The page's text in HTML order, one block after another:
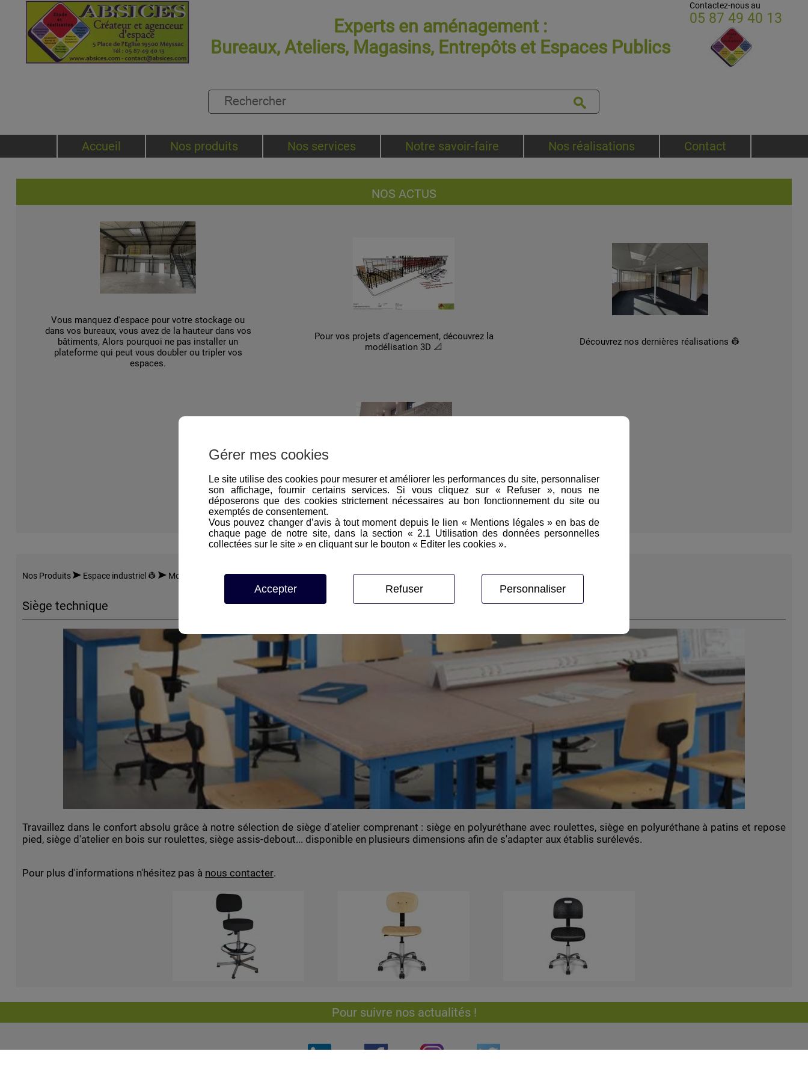
Experts en aménagement :
Bureaux, Ateliers, Magasins, Entrepôts et Espaces Publics
Contactez-nous au
05 87 49 40 13
Accueil Nos produits Nos services Notre savoir-faire Nos réalisations Contact
NOS ACTUS
Vous manquez d'espace pour votre stockage ou
dans vos bureaux, vous avez de la hauteur dans vos
bâtiments, Alors pourquoi ne pas installer un
plateforme qui peut vous doubler ou tripler vos
espaces.
Pour vos projets d'agencement, découvrez la
modélisation 3D 📐
Découvrez nos dernières réalisations 👷‍
Notre produit du mois 👨‍🏫
Superbe lot de gondoles de magasin d'occasion
Nos Produits Espace industriel 👷‍ Mobilier industriel Siège technique
Siège technique
Travaillez dans le confort absolu grâce à notre sélection de siège d'atelier comprenant : siège en polyuréthane avec roulettes, siège en polyuréthane à patins et repose
pied, siège d'atelier en bois sur roulettes, siège assis-debout... disponible en plusieurs dimensions afin de s'adapter aux établis surélevés.
Pour plus d'informations n'hésitez pas à nous contacter.
Pour suivre nos actualités !
Gérer mes cookies
Le site utilise des cookies pour mesurer et améliorer les performances du site, personnaliser
son affichage, fournir certains services. Si vous cliquez sur « Refuser », nous ne
déposerons que des cookies strictement nécessaires au bon fonctionnement du site ou
exemptés de consentement.
Vous pouvez changer d’avis à tout moment depuis le lien « Mentions légales » en bas de
chaque page de notre site, dans la section « 2.1 Utilisation des données personnelles
collectées sur le site » en cliquant sur le bouton « Editer les cookies ».
Accepter Refuser Personnaliser